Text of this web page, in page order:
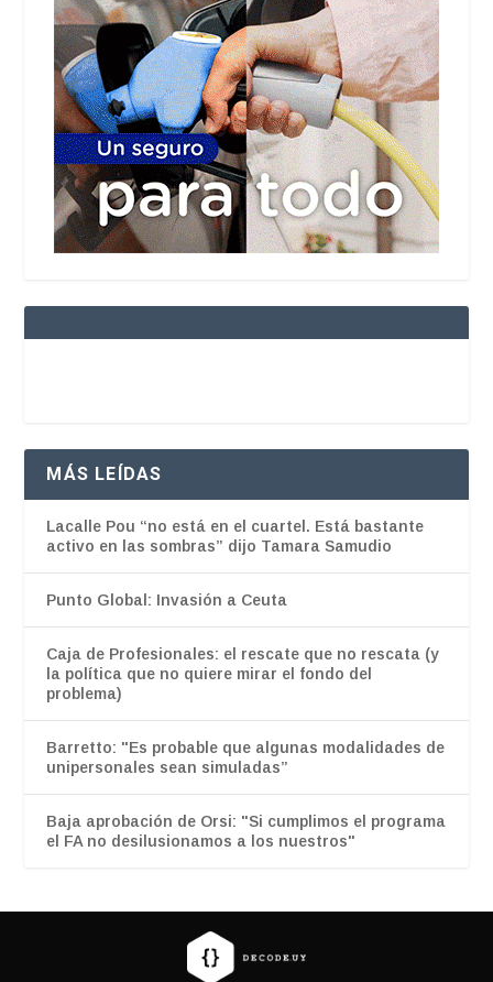
MÁS LEÍDAS
Lacalle Pou “no está en el cuartel. Está bastante
activo en las sombras” dijo Tamara Samudio
Punto Global: Invasión a Ceuta
Caja de Profesionales: el rescate que no rescata (y
la política que no quiere mirar el fondo del
problema)
Barretto: "Es probable que algunas modalidades de
unipersonales sean simuladas”
Baja aprobación de Orsi: "Si cumplimos el programa
el FA no desilusionamos a los nuestros"